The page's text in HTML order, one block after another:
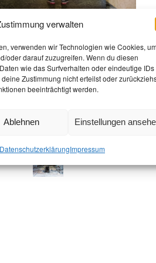
verwalten
verwenden wir Technologien wie Cookies,
oder darauf zuzugreifen. Wenn du diesen
wie das Surfverhalten oder eindeutige IDs
Zustimmung nicht erteilst oder
beeinträchtigt werden.
Ablehnen Einstellungen
Datenschutz­erklärungImpressum